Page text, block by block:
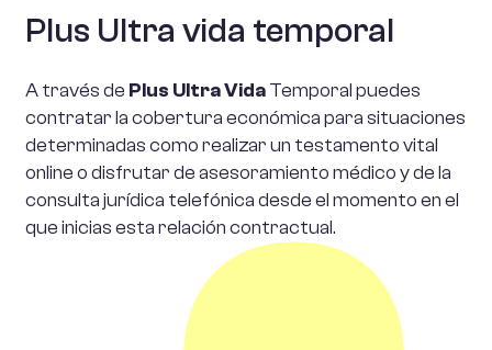
Plus Ultravida temporal
A través de Plus Ultra VidaTemporal puedes
contratar la cobertura económica para situaciones
determinadas como realizar un testamento vital
online o disfrutar de asesoramiento médico y de la
consulta jurídica telefónica desde el momento en el
que inicias esta relación contractual.